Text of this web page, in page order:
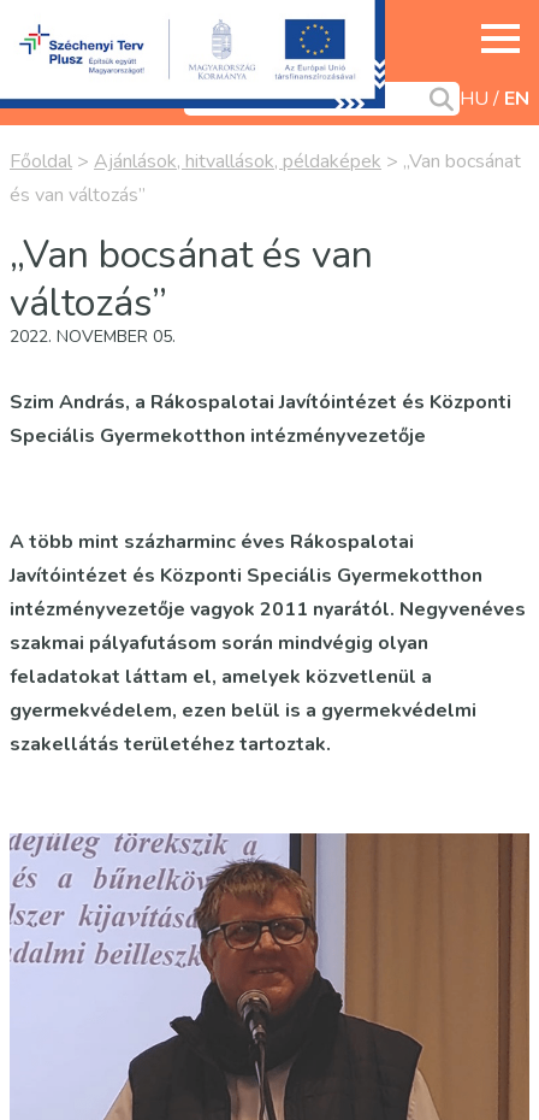
HU EN
Főoldal > Ajánlások, hitvallások, példaképek > „Van bocsánat
és van változás”
„Van bocsánat és van
változás”
2022. NOVEMBER 05.
Szim András, a Rákospalotai Javítóintézet és Központi
Speciális Gyermekotthon intézményvezetője
A több mint százharminc éves Rákospalotai
Javítóintézet és Központi Speciális Gyermekotthon
intézményvezetője vagyok 2011 nyarától. Negyvenéves
szakmai pályafutásom során mindvégig olyan
feladatokat láttam el, amelyek közvetlenül a
gyermekvédelem, ezen belül is a gyermekvédelmi
szakellátás területéhez tartoztak.